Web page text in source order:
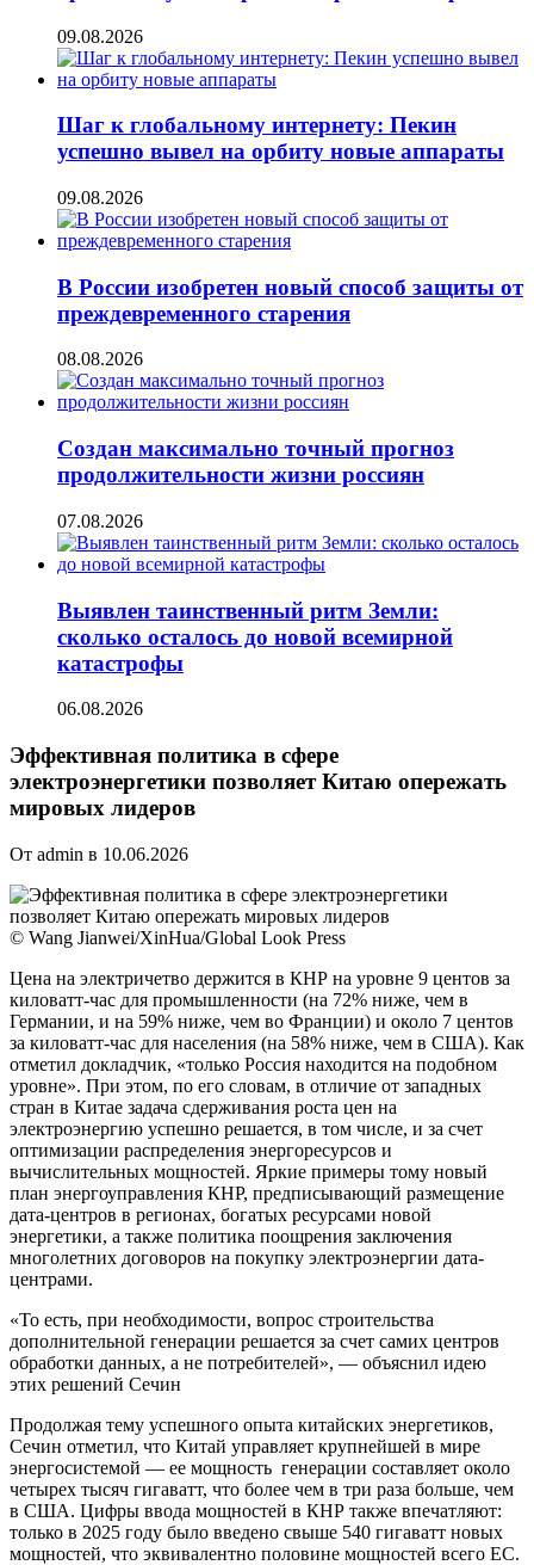
09.08.2026
Шаг к глобальному интернету: Пекин
успешно вывел на орбиту новые аппараты
09.08.2026
В России изобретен новый способ защиты от
преждевременного старения
08.08.2026
Создан максимально точный прогноз
продолжительности жизни россиян
07.08.2026
Выявлен таинственный ритм Земли:
сколько осталось до новой всемирной
катастрофы
06.08.2026
Эффективная политика в сфере
электроэнергетики позволяет Китаю опережать
мировых лидеров
От admin в 10.06.2026
© Wang Jianwei/XinHua/Global Look Press
Цена на электричетво держится в КНР на уровне 9 центов за
киловатт-час для промышленности (на 72% ниже, чем в
Германии, и на 59% ниже, чем во Франции) и около 7 центов
за киловатт-час для населения (на 58% ниже, чем в США). Как
отметил докладчик, «только Россия находится на подобном
уровне». При этом, по его словам, в отличие от западных
стран в Китае задача сдерживания роста цен на
электроэнергию успешно решается, в том числе, и за счет
оптимизации распределения энергоресурсов и
вычислительных мощностей. Яркие примеры тому новый
план энергоуправления КНР, предписывающий размещение
дата-центров в регионах, богатых ресурсами новой
энергетики, а также политика поощрения заключения
многолетних договоров на покупку электроэнергии дата-
центрами.
«То есть, при необходимости, вопрос строительства
дополнительной генерации решается за счет самих центров
обработки данных, а не потребителей», — объяснил идею
этих решений Сечин
Продолжая тему успешного опыта китайских энергетиков,
Сечин отметил, что Китай управляет крупнейшей в мире
энергосистемой — ее мощность генерации составляет около
четырех тысяч гигаватт, что более чем в три раза больше, чем
в США. Цифры ввода мощностей в КНР также впечатляют:
только в 2025 году было введено свыше 540 гигаватт новых
мощностей, что эквивалентно половине мощностей всего ЕС.